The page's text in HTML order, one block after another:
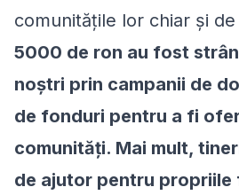
comunitățile lor chiar și de
5000 de ron au fost
noștri prin campanii de
de fonduri pentru a fi
comunități. Mai mult,
de ajutor pentru propriile